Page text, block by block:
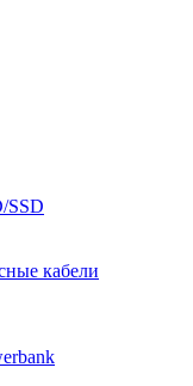
SSD
кабели